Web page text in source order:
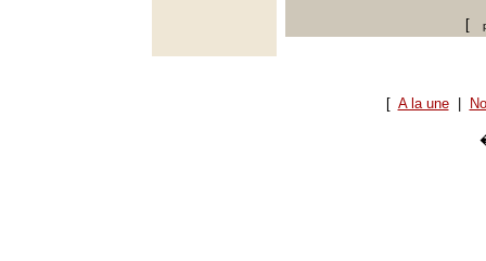
[
[ A la une|